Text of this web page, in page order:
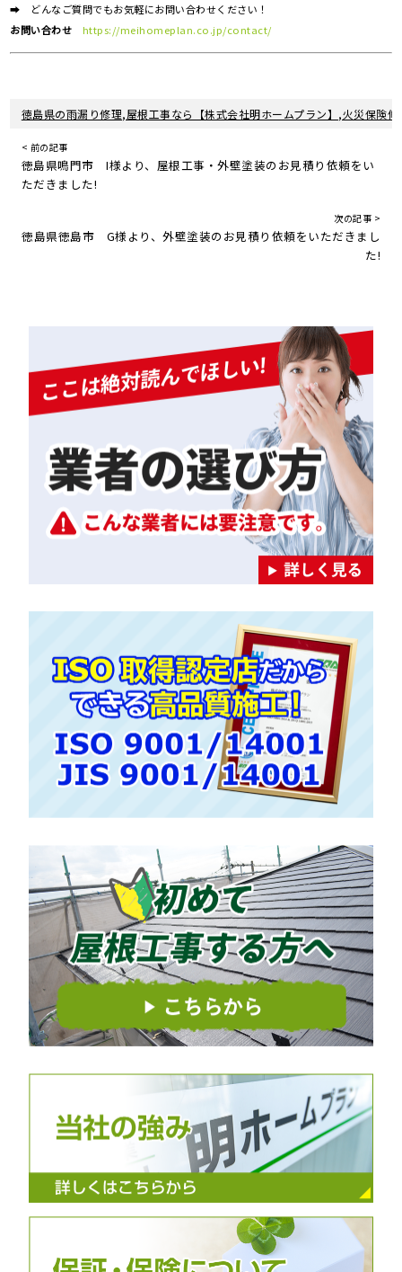
➡ どんなご質問でもお気軽にお問い合わせください！
お問い合わせ
https://meihomeplan.co.jp/contact/
徳島県の雨漏り修理,屋根工事なら【株式会社明ホームプラン】,火災保険修
< 前の記事
徳島県鳴門市 I様より、屋根工事・外壁塗装のお見積り依頼をい
ただきました!
次の記事 >
徳島県徳島市 G様より、外壁塗装のお見積り依頼をいただきまし
た!